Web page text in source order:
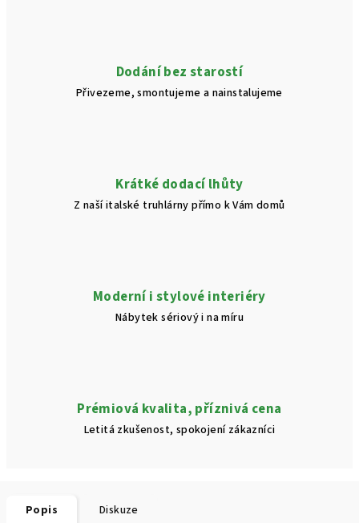
Dodání bez starostí
Přivezeme, smontujeme a nainstalujeme
Krátké dodací lhůty
Z naší italské truhlárny přímo k Vám domů
Moderní i stylové interiéry
Nábytek sériový i na míru
Prémiová kvalita, příznivá cena
Letitá zkušenost, spokojení zákazníci
Popis Diskuze